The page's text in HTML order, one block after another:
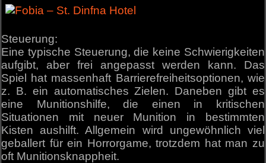
Steuerung:
Eine typische Steuerung, die keine Schwierigkeiten
aufgibt, aber frei angepasst werden kann. Das
Spiel hat massenhaft Barrierefreiheitsoptionen, wie
z. B. ein automatisches Zielen. Daneben gibt es
eine Munitionshilfe, die einen in kritischen
Situationen mit neuer Munition in bestimmten
Kisten aushilft. Allgemein wird ungewöhnlich viel
geballert für ein Horrorgame, trotzdem hat man zu
oft Munitionsknappheit.